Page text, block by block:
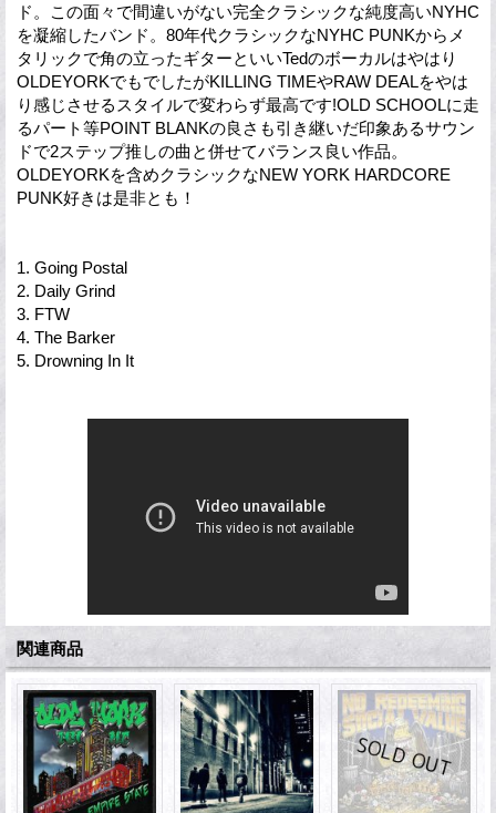
ド。この面々で間違いがない完全クラシックな純度高いNYHC
を凝縮したバンド。80年代クラシックなNYHC PUNKからメ
タリックで角の立ったギターといいTedのボーカルはやはり
OLDEYORKでもでしたがKILLING TIMEやRAW DEALをやは
り感じさせるスタイルで変わらず最高です!OLD SCHOOLに走
るパート等POINT BLANKの良さも引き継いだ印象あるサウン
ドで2ステップ推しの曲と併せてバランス良い作品。
OLDEYORKを含めクラシックなNEW YORK HARDCORE
PUNK好きは是非とも！
1. Going Postal
2. Daily Grind
3. FTW
4. The Barker
5. Drowning In It
関連商品